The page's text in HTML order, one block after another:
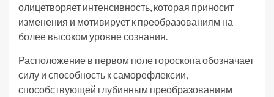
олицетворяет интенсивность, которая приносит
изменения и мотивирует к преобразованиям на
более высоком уровне сознания.
Расположение в первом поле гороскопа обозначает
силу и способность к саморефлексии,
способствующей глубинным преобразованиям